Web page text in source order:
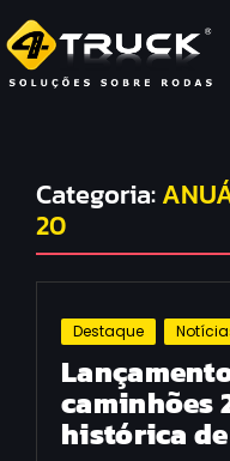
Categoria:
20
Destaque
caminhões
histórica